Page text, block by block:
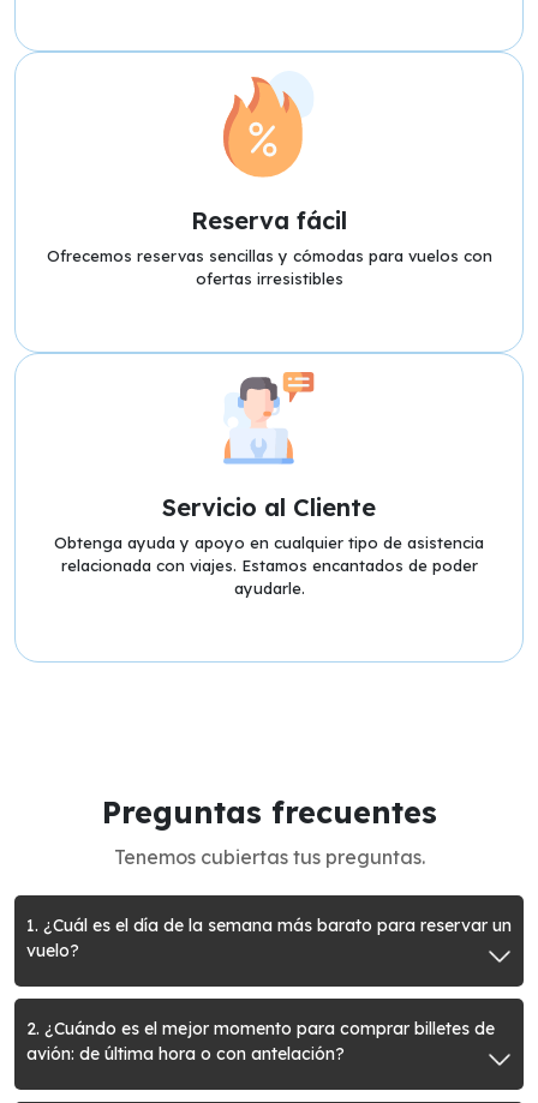
Reserva fácil
Ofrecemos reservas sencillas y cómodas para vuelos con
ofertas irresistibles
Servicio al Cliente
Obtenga ayuda y apoyo en cualquier tipo de asistencia
relacionada con viajes. Estamos encantados de poder
ayudarle.
Preguntas frecuentes
Tenemos cubiertas tus preguntas.
1. ¿Cuál es el día de la semana más barato para reservar un
vuelo?
2. ¿Cuándo es el mejor momento para comprar billetes de
avión: de última hora o con antelación?